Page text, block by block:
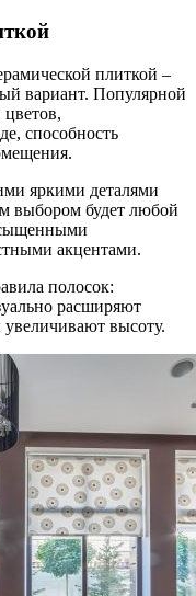
плиткой –
вариант. Популярной
способность
яркими деталями
выбором будет любой
акцентами.
полосок:
расширяют
высоту.